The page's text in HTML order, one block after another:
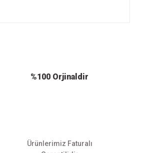
%100 Orjinaldir
Ürünlerimiz Faturalı